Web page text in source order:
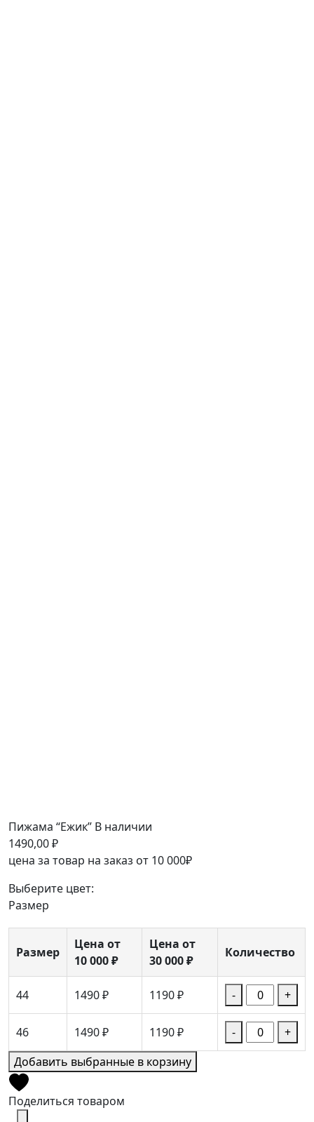
Пижама “Ежик” В наличии
1490,00₽
цена за товар на заказ от 10 000₽
Выберите цвет:
Размер
Размер
Цена от
10 000 ₽
Цена от
30 000 ₽
Количество
44 1490 ₽ 1190 ₽ - +
46 1490 ₽ 1190 ₽ -
+
Добавить выбранные в корзину
Поделиться товаром